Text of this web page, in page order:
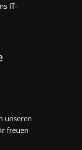
IT-
unseren
freuen